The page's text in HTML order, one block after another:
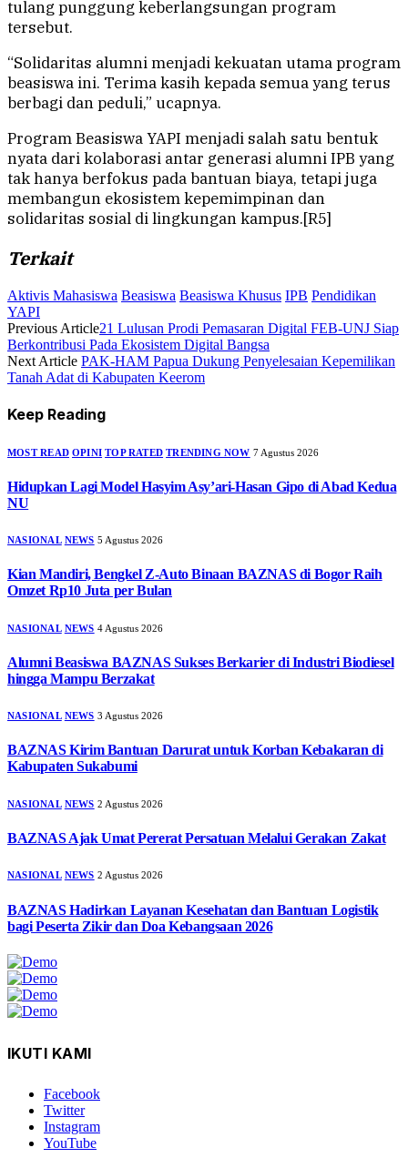
tulang punggung keberlangsungan program
tersebut.
“Solidaritas alumni menjadi kekuatan utama program
beasiswa ini. Terima kasih kepada semua yang terus
berbagi dan peduli,” ucapnya.
Program Beasiswa YAPI menjadi salah satu bentuk
nyata dari kolaborasi antar generasi alumni IPB yang
tak hanya berfokus pada bantuan biaya, tetapi juga
membangun ekosistem kepemimpinan dan
solidaritas sosial di lingkungan kampus.[R5]
Terkait
Aktivis Mahasiswa Beasiswa Beasiswa Khusus IPB Pendidikan
YAPI
Previous Article21 Lulusan Prodi Pemasaran Digital FEB-UNJ Siap
Berkontribusi Pada Ekosistem Digital Bangsa
Next Article PAK-HAM Papua Dukung Penyelesaian Kepemilikan
Tanah Adat di Kabupaten Keerom
Keep Reading
MOST READ OPINI TOP RATED TRENDING NOW 7 Agustus 2026
Hidupkan Lagi Model Hasyim Asy’ari-Hasan Gipo di Abad Kedua
NU
NASIONAL NEWS 5 Agustus 2026
Kian Mandiri, Bengkel Z-Auto Binaan BAZNAS di Bogor Raih
Omzet Rp10 Juta per Bulan
NASIONAL NEWS 4 Agustus 2026
Alumni Beasiswa BAZNAS Sukses Berkarier di Industri Biodiesel
hingga Mampu Berzakat
NASIONAL NEWS 3 Agustus 2026
BAZNAS Kirim Bantuan Darurat untuk Korban Kebakaran di
Kabupaten Sukabumi
NASIONAL NEWS 2 Agustus 2026
BAZNAS Ajak Umat Pererat Persatuan Melalui Gerakan Zakat
NASIONAL NEWS 2 Agustus 2026
BAZNAS Hadirkan Layanan Kesehatan dan Bantuan Logistik
bagi Peserta Zikir dan Doa Kebangsaan 2026
IKUTI KAMI
Facebook
Twitter
Instagram
YouTube